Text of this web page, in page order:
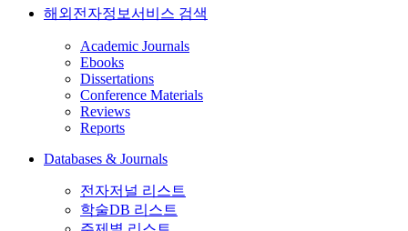
해외전자정보서비스 검색
Academic Journals
Ebooks
Dissertations
Conference Materials
Reviews
Reports
Databases & Journals
전자저널 리스트
학술DB 리스트